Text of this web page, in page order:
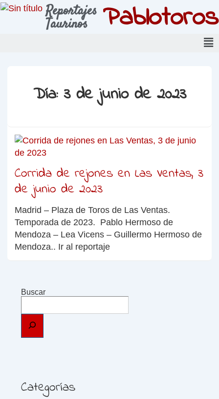
Reportajes
Taurinos Pablotoros
Día: 3 de junio de 2023
Corrida de rejones en Las Ventas, 3
de junio de 2023
Madrid – Plaza de Toros de Las Ventas.
Temporada de 2023. Pablo Hermoso de
Mendoza – Lea Vicens – Guillermo Hermoso de
Mendoza.. Ir al reportaje
Buscar
Categorías